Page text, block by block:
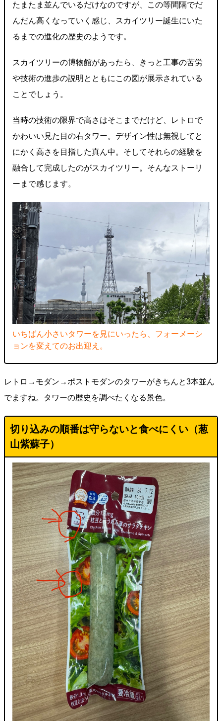
たまたま並んでいるだけなのですが、この等間隔でだ
んだん高くなっていく感じ、スカイツリー誕生にいた
るまでの進化の歴史のようです。
スカイツリーの博物館があったら、きっと工事の苦労
や技術の進歩の説明とともにこの図が展示されている
ことでしょう。
当時の技術の限界で高さはそこまでだけど、レトロで
かわいい見た目の右タワー。デザイン性は無視してと
にかく高さを目指した真ん中。そしてそれらの経験を
融合して完成したのがスカイツリー。そんなストーリ
ーまで感じます。
いちばん小さいタワーを見にいったら、フォーメーシ
ョンを変えてのお出迎え。
レトロ→モダン→ポストモダンのタワーがきちんと3本並ん
でますね。タワーの歴史を調べたくなる景色。
切り込みの順番は守らないと食べにくい（葱
山紫蘇子）